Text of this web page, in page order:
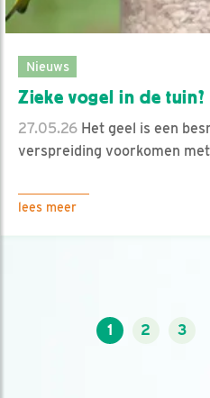
Nieuws
Zieke vogel in de
27.05.26 Het geel is een
verspreiding voorkomen
lees meer
1 2 3